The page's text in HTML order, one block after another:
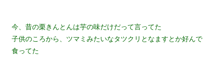
今、昔の栗きんとんは芋の味だけだって言ってた
子供のころから、ツマミみたいなタツクリとなますとか好んで
食ってた